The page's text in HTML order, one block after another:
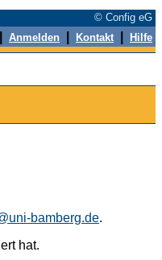
© Config eG
Anmelden Kontakt Hilfe
bamberg.de.
hat.